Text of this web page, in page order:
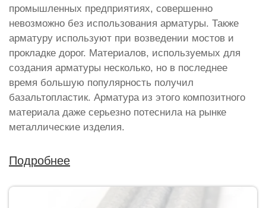
промышленных предприятиях, совершенно
невозможно без использования арматуры. Также
арматуру используют при возведении мостов и
прокладке дорог. Материалов, используемых для
создания арматуры несколько, но в последнее
время большую популярность получил
базальтопластик. Арматура из этого композитного
материала даже серьезно потеснила на рынке
металлические изделия.
Подробнее